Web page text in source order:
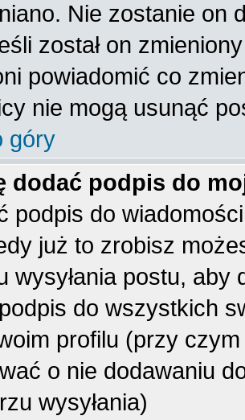
Nie zostanie on
został on
powiadomić co
nie mogą usunąć
góry
dodać podpis do
podpis do
już to zrobisz
wysyłania postu,
do wszystkich
profilu (przy
o nie dodawaniu
wysyłania)